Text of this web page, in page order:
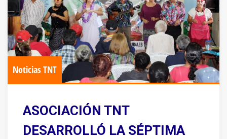
Noticias TNT
ASOCIACIÓN TNT
DESARROLLÓ LA SÉPTIMA